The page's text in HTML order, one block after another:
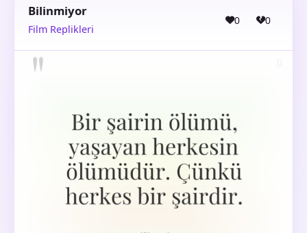
Bilinmiyor
Film Replikleri
0 0